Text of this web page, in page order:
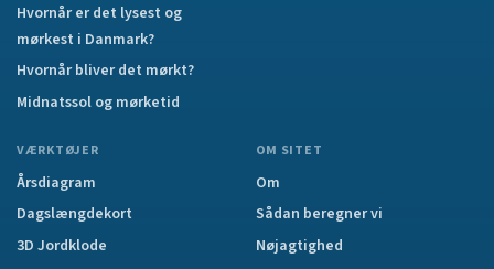
Hvornår er det lysest og
mørkest i Danmark?
Hvornår bliver det mørkt?
Midnatssol og mørketid
VÆRKTØJER
Årsdiagram
Dagslængdekort
3D Jordklode
OM SITET
Om
Sådan beregner vi
Nøjagtighed